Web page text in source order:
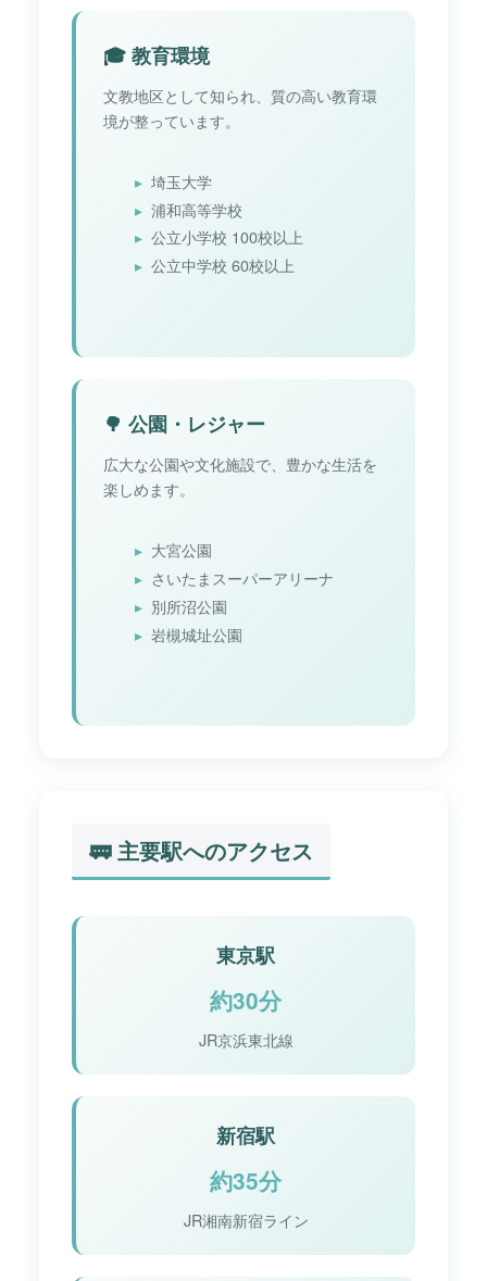
🎓 教育環境
文教地区として知られ、質の高い教育環
境が整っています。
埼玉大学
浦和高等学校
公立小学校 100校以上
公立中学校 60校以上
🌳 公園・レジャー
広大な公園や文化施設で、豊かな生活を
楽しめます。
大宮公園
さいたまスーパーアリーナ
別所沼公園
岩槻城址公園
🚃 主要駅へのアクセス
東京駅
約30分
JR京浜東北線
新宿駅
約35分
JR湘南新宿ライン